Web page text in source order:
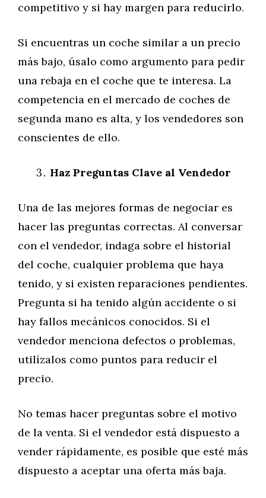
competitivo y si hay margen para reducirlo.
Si encuentras un coche similar a un precio
más bajo, úsalo como argumento para pedir
una rebaja en el coche que te interesa. La
competencia en el mercado de coches de
segunda mano es alta, y los vendedores son
conscientes de ello.
Haz Preguntas Clave al Vendedor
Una de las mejores formas de negociar es
hacer las preguntas correctas. Al conversar
con el vendedor, indaga sobre el historial
del coche, cualquier problema que haya
tenido, y si existen reparaciones pendientes.
Pregunta si ha tenido algún accidente o si
hay fallos mecánicos conocidos. Si el
vendedor menciona defectos o problemas,
utilízalos como puntos para reducir el
precio.
No temas hacer preguntas sobre el motivo
de la venta. Si el vendedor está dispuesto a
vender rápidamente, es posible que esté más
dispuesto a aceptar una oferta más baja.